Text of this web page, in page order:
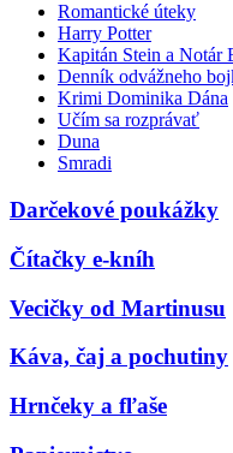
Romantické úteky
Harry Potter
Kapitán Stein a Notár
Denník odvážneho
Krimi Dominika Dána
Učím sa rozprávať
Duna
Smradi
Darčekové poukážky
Čítačky e-kníh
Vecičky od Martinusu
Káva, čaj a pochutiny
Hrnčeky a fľaše